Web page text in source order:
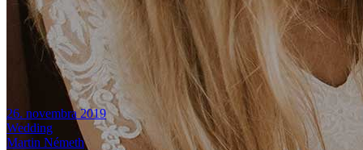
26. novembra 2019
Wedding
Martin Németh